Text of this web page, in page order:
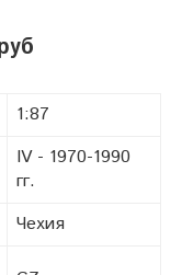
1:87
IV - 1970-1990
гг.
Чехия